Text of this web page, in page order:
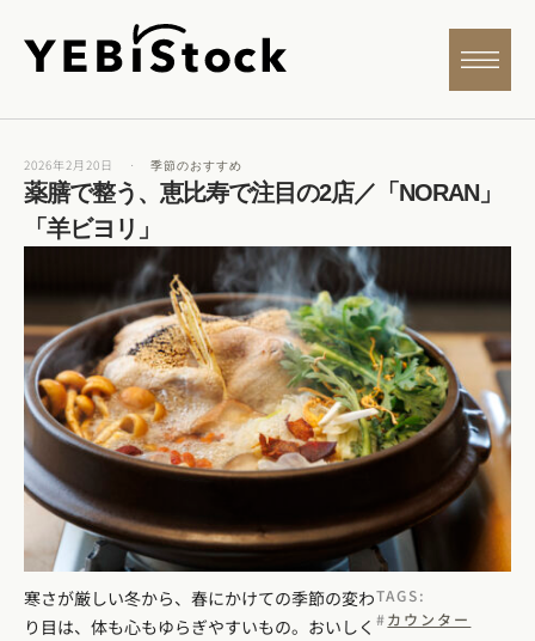
2026年2月20日 · 季節のおすすめ
薬膳で整う、恵比寿で注目の2店／「NORAN」
「羊ビヨリ」
寒さが厳しい冬から、春にかけての季節の変わ
り目は、体も心もゆらぎやすいもの。おいしく
TAGS:
カウンター